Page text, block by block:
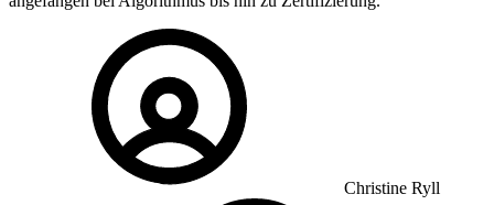
Christine Ryll